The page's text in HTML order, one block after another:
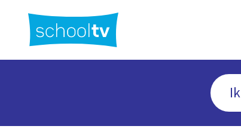
hoofdinhoud